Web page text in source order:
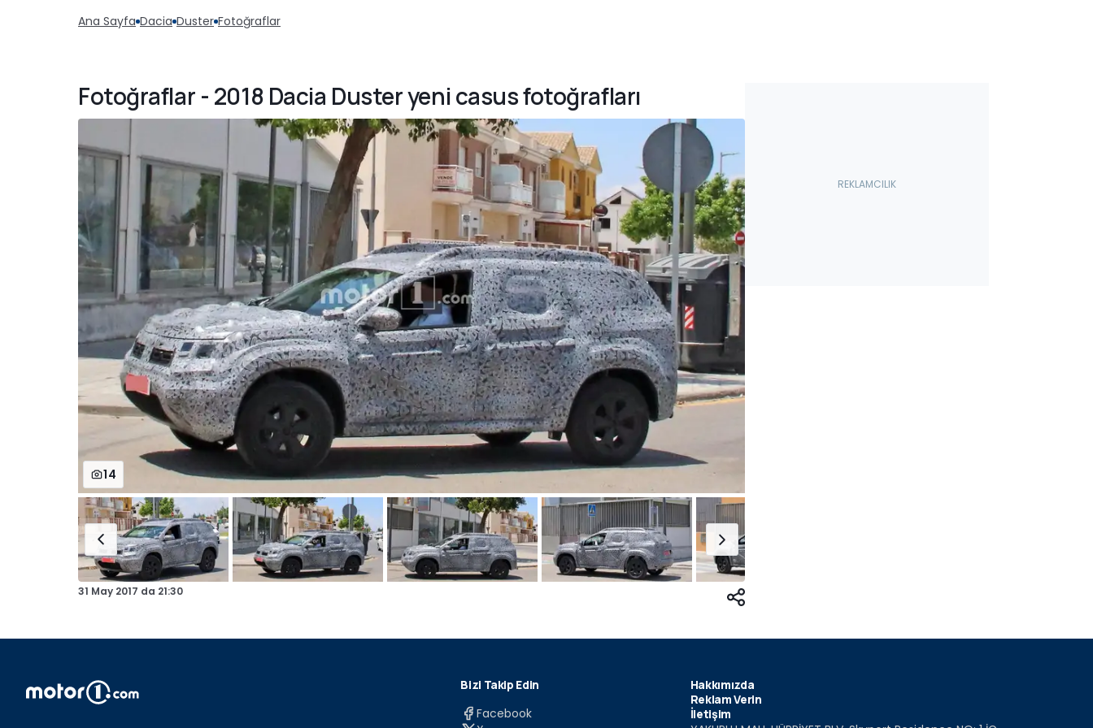
Ana Sayfa Dacia Duster Fotoğraflar
Fotoğraflar - 2018 Dacia Duster yeni casus fotoğrafları
14
31 May 2017 da 21:30
Bizi Takip Edin
Facebook
Hakkımızda
Reklam Verin
İletişim